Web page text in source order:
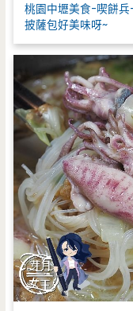
桃園中壢美食-喫餅
披薩包好美味呀~